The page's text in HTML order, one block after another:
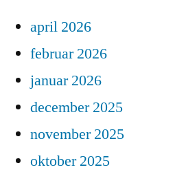
april 2026
februar 2026
januar 2026
december 2025
november 2025
oktober 2025